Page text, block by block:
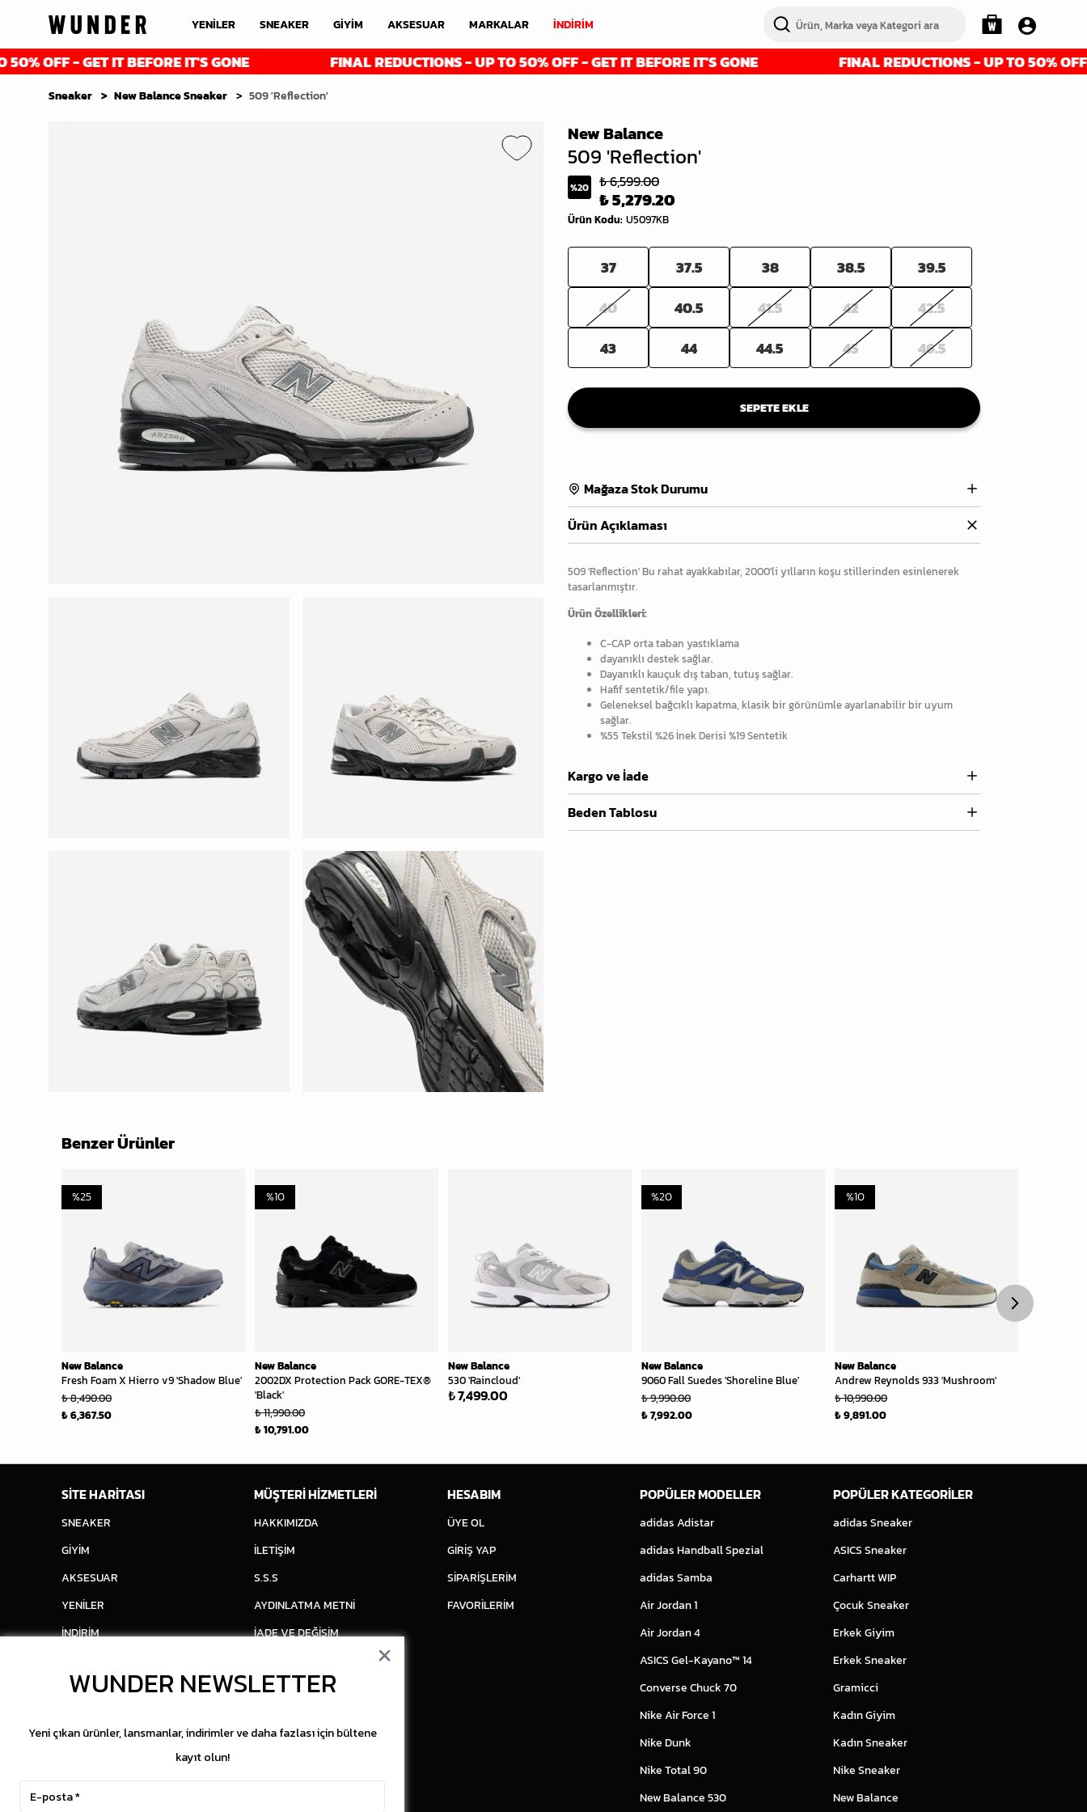
YENİLER SNEAKER GİYİM AKSESUAR MARKALAR İNDİRİM
- GET IT BEFORE IT'S GONE FINAL REDUCTIONS - UP TO 50% OFF - GET IT BEFORE IT'S GONE FINAL REDUCTIONS - UP TO 50% OFF -
Sneaker New Balance Sneaker 509 'Reflection'
New Balance
509 'Reflection'
%20 ₺ 6,599.00
₺ 5,279.20
Ürün Kodu: U5097KB
37 37.5 38 38.5
39.5
40
40.5 41.5 42
42.5
43
44 44.5 45 46.5
SEPETE EKLE
Mağaza Stok Durumu
Ürün Açıklaması
509 'Reflection' Bu rahat ayakkabılar, 2000'li yılların koşu stillerinden esinlenerek
tasarlanmıştır.
Ürün Özellikleri:
C-CAP orta taban yastıklama
dayanıklı destek sağlar.
Dayanıklı kauçuk dış taban, tutuş sağlar.
Hafif sentetik/file yapı.
Geleneksel bağcıklı kapatma, klasik bir görünümle ayarlanabilir bir uyum
sağlar.
%55 Tekstil %26 İnek Derisi %19 Sentetik
Kargo ve İade
Beden Tablosu
Benzer Ürünler
New Balance
Fresh Foam X Hierro v9 'Shadow Blue'
%25
₺ 8,490.00
₺ 6,367.50
New Balance
2002DX Protection Pack GORE-TEX®
'Black'
%10
₺ 11,990.00
₺ 10,791.00
New Balance
530 'Raincloud'
₺ 7,499.00
New Balance
9060 Fall Suedes 'Shoreline Blue'
%20
₺ 9,990.00
₺ 7,992.00
New Balance
Andrew Reynolds 933 'Mushroom'
%10
₺ 10,990.00
₺ 9,891.00
SİTE HARİTASI
SNEAKER
GİYİM
AKSESUAR
YENİLER
İNDİRİM
MÜŞTERİ HİZMETLERİ
HAKKIMIZDA
İLETİŞİM
S.S.S
AYDINLATMA METNİ
İADE VE DEĞİŞİM
HESABIM
ÜYE OL
GİRİŞ YAP
SİPARİŞLERİM
FAVORİLERİM
POPÜLER MODELLER
adidas Adistar
adidas Handball Spezial
adidas Samba
Air Jordan 1
Air Jordan 4
ASICS Gel-Kayano™ 14
Converse Chuck 70
Nike Air Force 1
Nike Dunk
Nike Total 90
New Balance 530
POPÜLER KATEGORİLER
adidas Sneaker
ASICS Sneaker
Carhartt WIP
Çocuk Sneaker
Erkek Giyim
Erkek Sneaker
Gramicci
Kadın Giyim
Kadın Sneaker
Nike Sneaker
New Balance
WUNDER NEWSLETTER
Yeni çıkan ürünler, lansmanlar, indirimler ve daha fazlası için bültene
kayıt olun!